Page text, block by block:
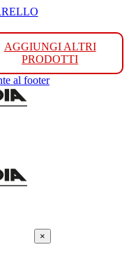
AGGIUNGI ALTRI
PRODOTTI
al footer
×